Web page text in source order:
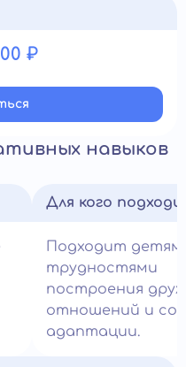
₽
навыков
Для кого
Подходит детям
трудностями
построения
отношений и
адаптации.